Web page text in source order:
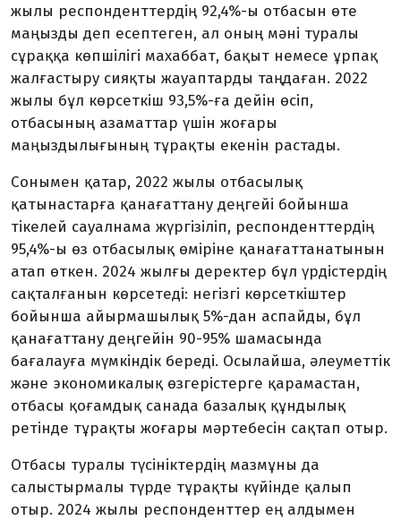
жылы респонденттердің 92,4%-ы отбасын өте
маңызды деп есептеген, ал оның мәні туралы
сұраққа көпшілігі махаббат, бақыт немесе ұрпақ
жалғастыру сияқты жауаптарды таңдаған. 2022
жылы бұл көрсеткіш 93,5%-ға дейін өсіп,
отбасының азаматтар үшін жоғары
маңыздылығының тұрақты екенін растады.
Сонымен қатар, 2022 жылы отбасылық
қатынастарға қанағаттану деңгейі бойынша
тікелей сауалнама жүргізіліп, респонденттердің
95,4%-ы өз отбасылық өміріне қанағаттанатынын
атап өткен. 2024 жылғы деректер бұл үрдістердің
сақталғанын көрсетеді: негізгі көрсеткіштер
бойынша айырмашылық 5%-дан аспайды, бұл
қанағаттану деңгейін 90-95% шамасында
бағалауға мүмкіндік береді. Осылайша, әлеуметтік
және экономикалық өзгерістерге қарамастан,
отбасы қоғамдық санада базалық құндылық
ретінде тұрақты жоғары мәртебесін сақтап отыр.
Отбасы туралы түсініктердің мазмұны да
салыстырмалы түрде тұрақты күйінде қалып
отыр. 2024 жылы респонденттер ең алдымен